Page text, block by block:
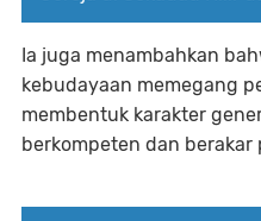
Ia juga menambahkan
kebudayaan memegang
membentuk karakter
berkompeten dan